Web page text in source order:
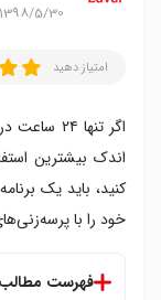
1398/5/30
امتیاز دهید
اگر تنها
اندک بیشترین
کنید، باید یک
خود را با
فهرست مطالب